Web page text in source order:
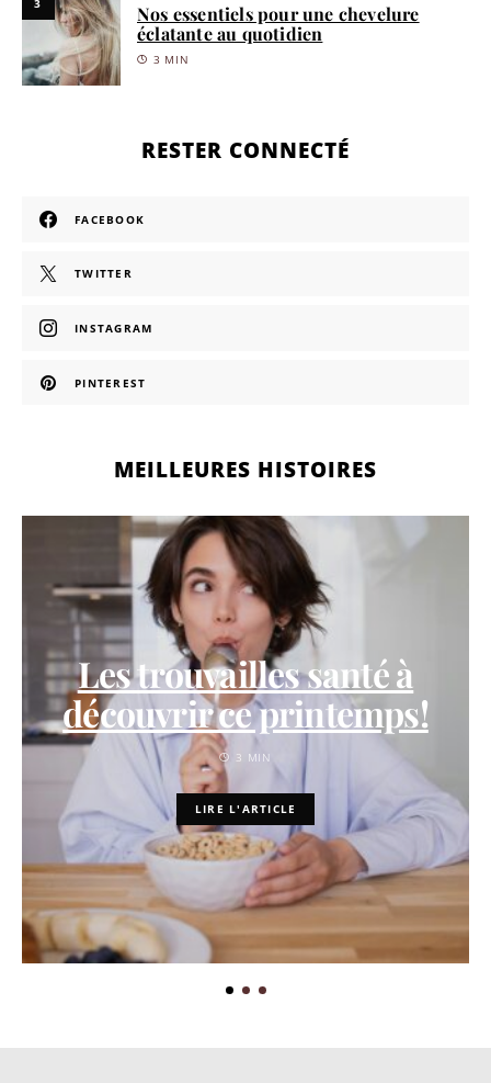
3
Nos essentiels pour une chevelure
éclatante au quotidien
3 MIN
RESTER CONNECTÉ
FACEBOOK
TWITTER
INSTAGRAM
PINTEREST
MEILLEURES HISTOIRES
Les trouvailles santé à
découvrir ce printemps!
3 MIN
LIRE L'ARTICLE